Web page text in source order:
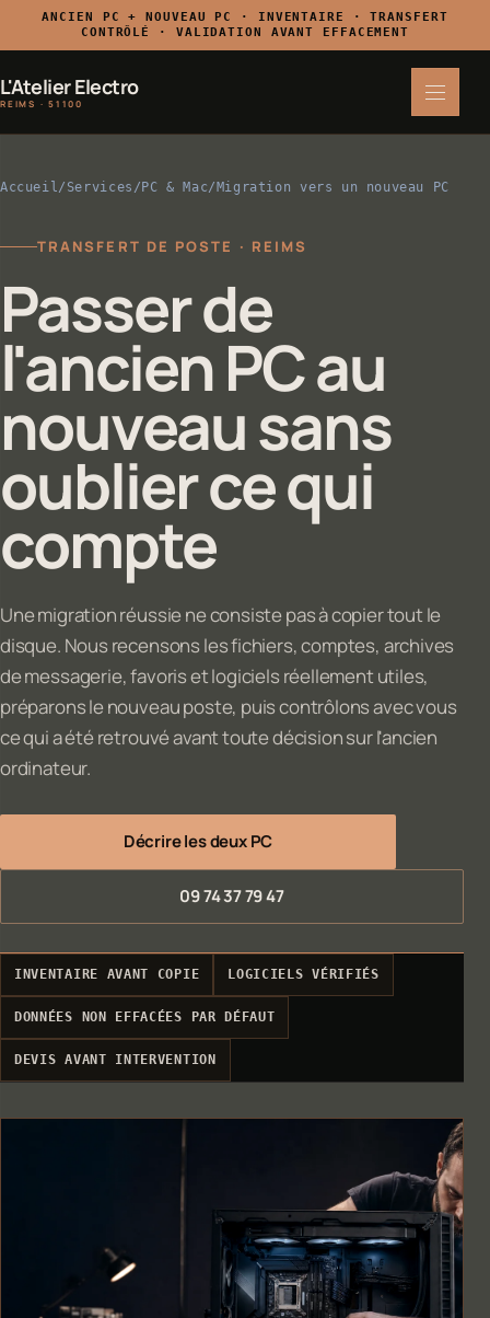
ANCIEN PC + NOUVEAU PC · INVENTAIRE · TRANSFERT
CONTRÔLÉ · VALIDATION AVANT EFFACEMENT
L'Atelier Electro
REIMS · 51100
Accueil/ Services / PC & Mac/ Migration vers un nouveau PC
TRANSFERT DE POSTE · REIMS
Passer de
l'ancien PC au
nouveau sans
oublier ce qui
compte
Une migration réussie ne consiste pas à copier tout le
disque. Nous recensons les fichiers, comptes, archives
de messagerie, favoris et logiciels réellement utiles,
préparons le nouveau poste, puis contrôlons avec vous
ce qui a été retrouvé avant toute décision sur l'ancien
ordinateur.
Décrire les deux PC
09 74 37 79 47
INVENTAIRE AVANT COPIE LOGICIELS VÉRIFIÉS
DONNÉES NON EFFACÉES PAR DÉFAUT
DEVIS AVANT INTERVENTION